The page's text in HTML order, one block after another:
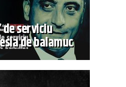
serviciu
de balamuc